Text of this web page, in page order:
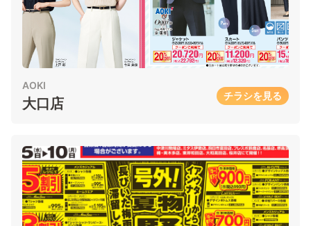
AOKI
大口店 チラシを見る